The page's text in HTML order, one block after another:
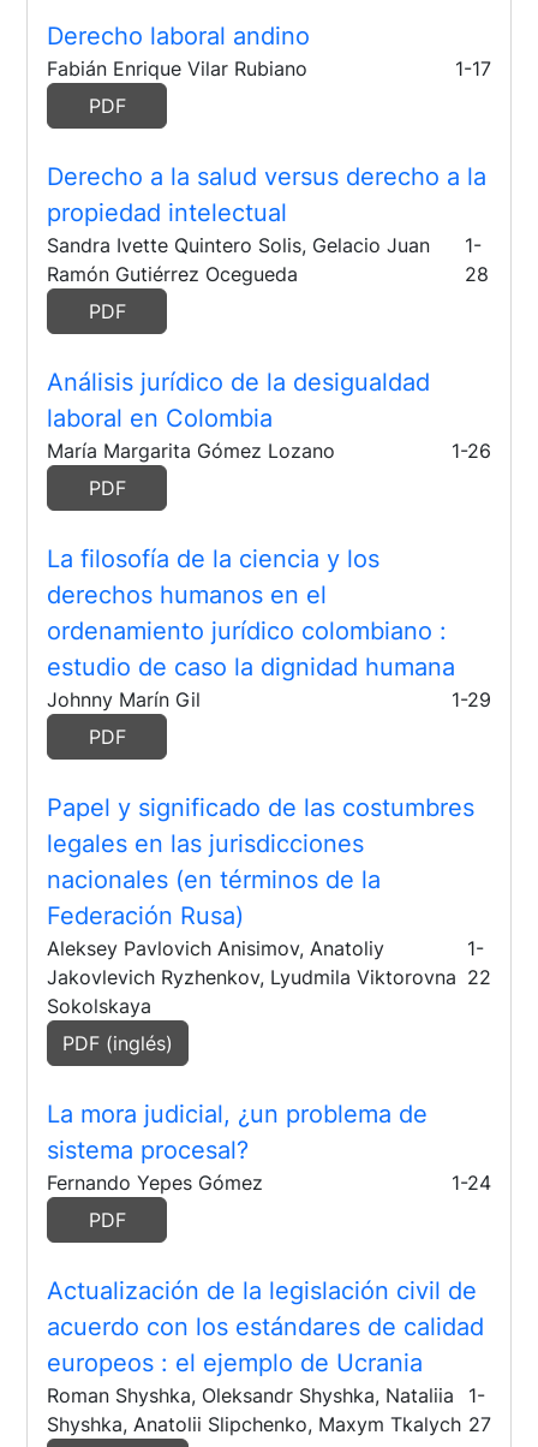
Derecho laboral andino
Fabián Enrique Vilar Rubiano
1-17
PDF
Derecho a la salud versus derecho a la
propiedad intelectual
Sandra Ivette Quintero Solis, Gelacio Juan
Ramón Gutiérrez Ocegueda
1-
28
PDF
Análisis jurídico de la desigualdad
laboral en Colombia
María Margarita Gómez Lozano
1-26
PDF
La filosofía de la ciencia y los
derechos humanos en el
ordenamiento jurídico colombiano :
estudio de caso la dignidad humana
Johnny Marín Gil
1-29
PDF
Papel y significado de las costumbres
legales en las jurisdicciones
nacionales (en términos de la
Federación Rusa)
Aleksey Pavlovich Anisimov, Anatoliy
Jakovlevich Ryzhenkov, Lyudmila Viktorovna
Sokolskaya
1-
22
PDF (inglés)
La mora judicial, ¿un problema de
sistema procesal?
Fernando Yepes Gómez
1-24
PDF
Actualización de la legislación civil de
acuerdo con los estándares de calidad
europeos : el ejemplo de Ucrania
Roman Shyshka, Oleksandr Shyshka, Nataliia
Shyshka, Anatolii Slipchenko, Maxym Tkalych
1-
27